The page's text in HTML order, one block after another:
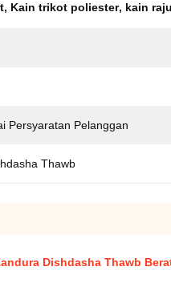
, Kain trikot poliester, kain
Persyaratan Pelanggan
Thawb
Dishdasha Thawb